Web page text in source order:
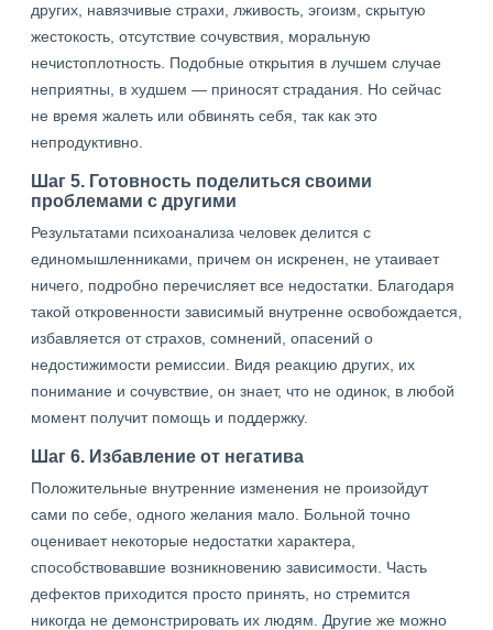
других, навязчивые страхи, лживость, эгоизм, скрытую
жестокость, отсутствие сочувствия, моральную
нечистоплотность. Подобные открытия в лучшем случае
неприятны, в худшем — приносят страдания. Но сейчас
не время жалеть или обвинять себя, так как это
непродуктивно.
Шаг 5. Готовность поделиться своими
проблемами с другими
Результатами психоанализа человек делится с
единомышленниками, причем он искренен, не утаивает
ничего, подробно перечисляет все недостатки. Благодаря
такой откровенности зависимый внутренне освобождается,
избавляется от страхов, сомнений, опасений о
недостижимости ремиссии. Видя реакцию других, их
понимание и сочувствие, он знает, что не одинок, в любой
момент получит помощь и поддержку.
Шаг 6. Избавление от негатива
Положительные внутренние изменения не произойдут
сами по себе, одного желания мало. Больной точно
оценивает некоторые недостатки характера,
способствовавшие возникновению зависимости. Часть
дефектов приходится просто принять, но стремится
никогда не демонстрировать их людям. Другие же можно